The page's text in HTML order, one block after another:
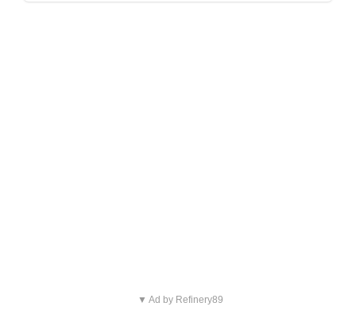
▼ Ad by Refinery89